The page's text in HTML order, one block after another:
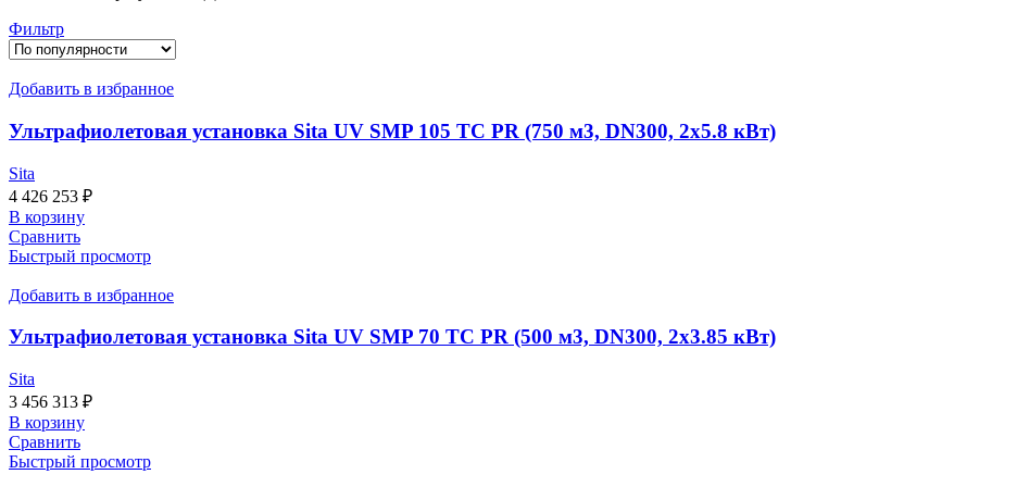
Фильтр
Добавить в избранное
Ультрафиолетовая установка Sita UV SMP 105 TC PR (750 м3, DN300, 2х5.8 кВт)
Sita
4 426 253 ₽
В корзину
Сравнить
Быстрый просмотр
Добавить в избранное
Ультрафиолетовая установка Sita UV SMP 70 TC PR (500 м3, DN300, 2х3.85 кВт)
Sita
3 456 313 ₽
В корзину
Сравнить
Быстрый просмотр